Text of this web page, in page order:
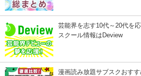
芸能界を志す10代～20代を
スクール情報はDeview
漫画読み放題サブスクおすす